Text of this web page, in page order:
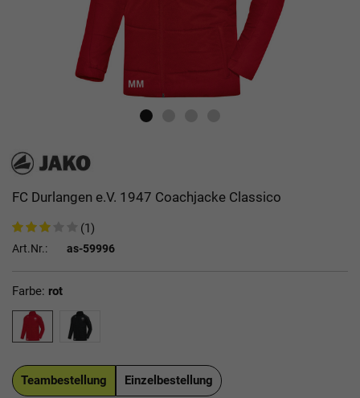
FC Durlangen e.V. 1947 Coachjacke Classico
(1)
Art.Nr.: as-59996
Farbe: rot
Teambestellung Einzelbestellung